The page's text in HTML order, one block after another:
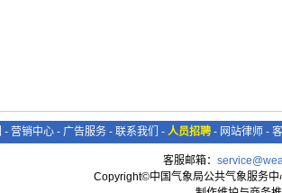
- 营销中心 - 广告服务 - 联系我们 - 人员招聘 - 网站律师 -
客服邮箱：
Copyright©中国气象局公共气象服务